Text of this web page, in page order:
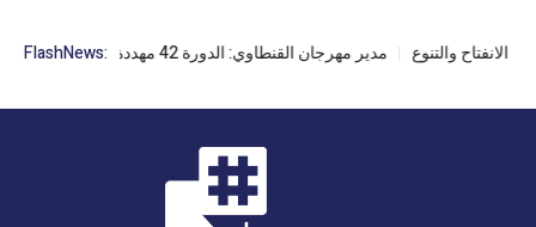
FlashNews: مدير مهرجان القنطاوي: الدورة 42 مهددة بسبب تأخر التراخيص